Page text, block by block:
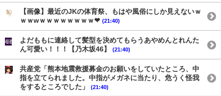
【画像】最近のJKの体育祭、もはや風俗にしか見えないｗ
ｗｗwｗｗｗｗｗｗｗｗ❤ (21:40)
よだももに連絡して髪型を決めてもらうあやめんとれんた
ん可愛い！！！【乃木坂46】
(21:40)
共産党「熊本地震救援募金のお願いをしていたところ、中
指を立てられました。中指がメガネに当たり、危うく怪我
をするところでした」
(21:40)